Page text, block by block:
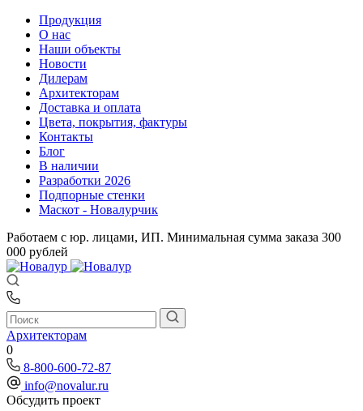
Продукция
О нас
Наши объекты
Новости
Дилерам
Архитекторам
Доставка и оплата
Цвета, покрытия, фактуры
Контакты
Блог
В наличии
Разработки 2026
Подпорные стенки
Маскот - Новалурчик
Работаем с юр. лицами, ИП. Минимальная сумма заказа 300
000 рублей
Архитекторам
0
8-800-600-72-87
info@novalur.ru
Обсудить проект